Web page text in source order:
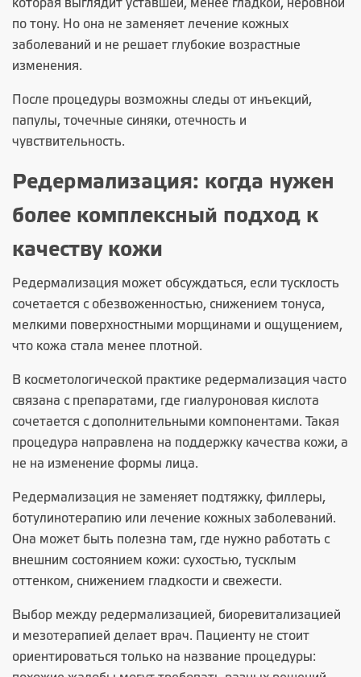
которая выглядит уставшей, менее гладкой, неровной
по тону. Но она не заменяет лечение кожных
заболеваний и не решает глубокие возрастные
изменения.
После процедуры возможны следы от инъекций,
папулы, точечные синяки, отечность и
чувствительность.
Редермализация: когда нужен
более комплексный подход к
качеству кожи
Редермализация может обсуждаться, если тусклость
сочетается с обезвоженностью, снижением тонуса,
мелкими поверхностными морщинами и ощущением,
что кожа стала менее плотной.
В косметологической практике редермализация часто
связана с препаратами, где гиалуроновая кислота
сочетается с дополнительными компонентами. Такая
процедура направлена на поддержку качества кожи, а
не на изменение формы лица.
Редермализация не заменяет подтяжку, филлеры,
ботулинотерапию или лечение кожных заболеваний.
Она может быть полезна там, где нужно работать с
внешним состоянием кожи: сухостью, тусклым
оттенком, снижением гладкости и свежести.
Выбор между редермализацией, биоревитализацией
и мезотерапией делает врач. Пациенту не стоит
ориентироваться только на название процедуры: